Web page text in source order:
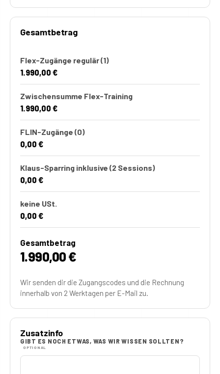
Gesamtbetrag
Flex-Zugänge regulär(1)
1.990,00 €
Zwischensumme Flex-Training
1.990,00 €
FLIN-Zugänge (0)
0,00 €
Klaus-Sparring inklusive (2 Sessions)
0,00 €
keine USt.
0,00 €
Gesamtbetrag
1.990,00 €
Wir senden dir die Zugangscodes und die Rechnung
innerhalb von 2 Werktagen per E-Mail zu.
Zusatzinfo
GIBT ES NOCH ETWAS, WAS WIR WISSEN SOLLTEN?
OPTIONAL